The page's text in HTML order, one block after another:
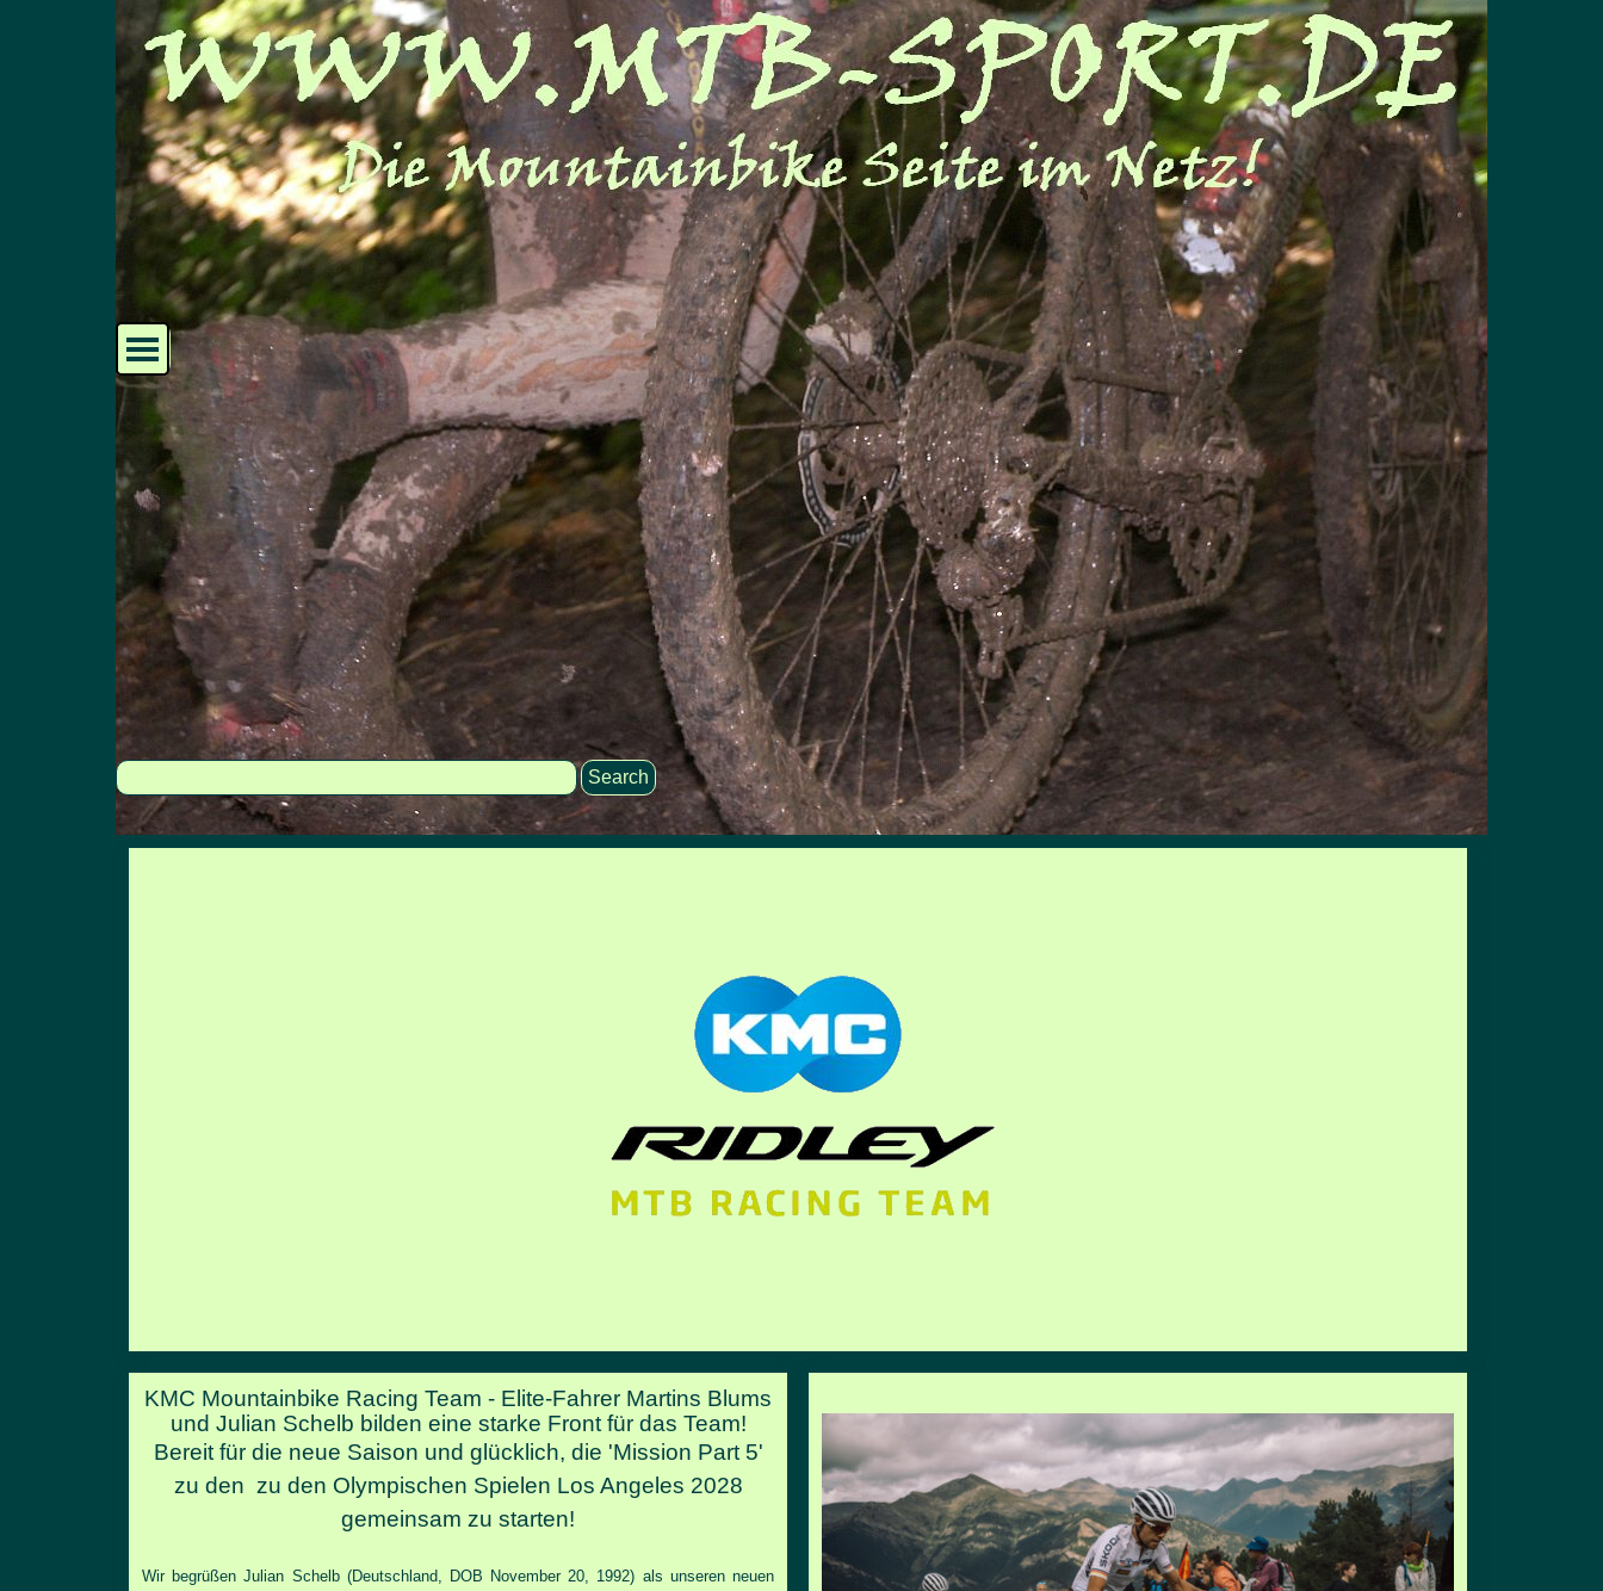
Direkt zum Seiteninhalt
Menü überspringen
Search
KMC Mountainbike Racing Team - Elite-Fahrer Martins Blums
und Julian Schelb bilden eine starke Front für das Team!
Bereit für die neue Saison und glücklich, die 'Mission Part 5'
zu den zu den Olympischen Spielen Los Angeles 2028
gemeinsam zu starten!
Wir begrüßen Julian Schelb (Deutschland, DOB November 20, 1992) als unseren neuen